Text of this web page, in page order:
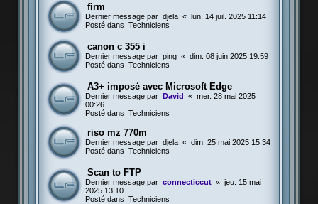
firm
Dernier message par djela « lun. 14 juil. 2025 11:14
Posté dans Techniciens
canon c 355 i
Dernier message par ping « dim. 08 juin 2025 19:59
Posté dans Techniciens
A3+ imposé avec Microsoft Edge
Dernier message par David « mer. 28 mai 2025
00:26
Posté dans Techniciens
riso mz 770m
Dernier message par djela « dim. 25 mai 2025 15:34
Posté dans Techniciens
Scan to FTP
Dernier message par connecticcut « jeu. 15 mai
2025 13:10
Posté dans Techniciens